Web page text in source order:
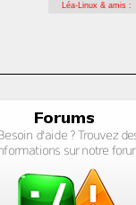
Léa-Linux & amis :